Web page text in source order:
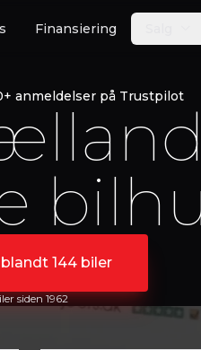
Finansiering
anmeldelser på Trustpilot
144 biler
siden 1962